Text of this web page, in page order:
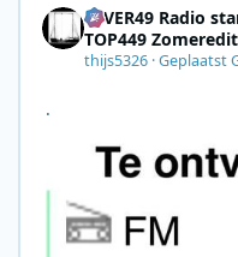
4EVER49 Radio
TOP449
thijs5326 ·Geplaatst
.